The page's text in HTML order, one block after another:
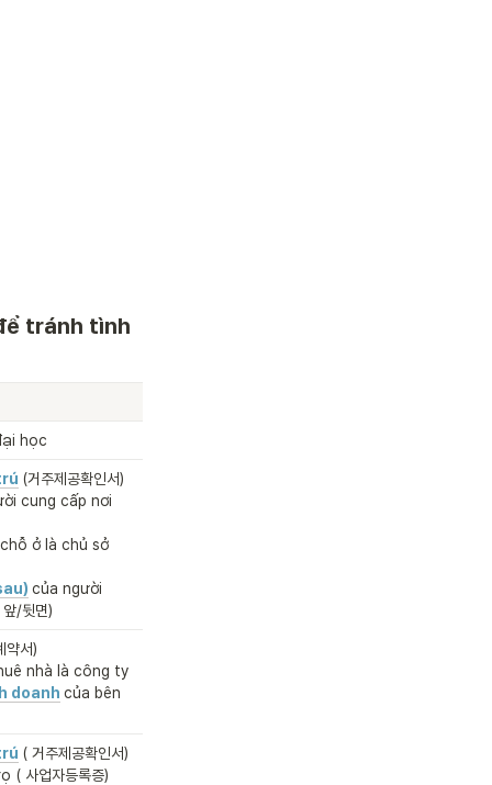
tránh tình
học
(거주제공확인서)
cung cấp nơi
ở là chủ sở
của người
/뒷면)
약서)
nhà là công ty
doanh của bên
( 거주제공확인서)
( 사업자등록증)